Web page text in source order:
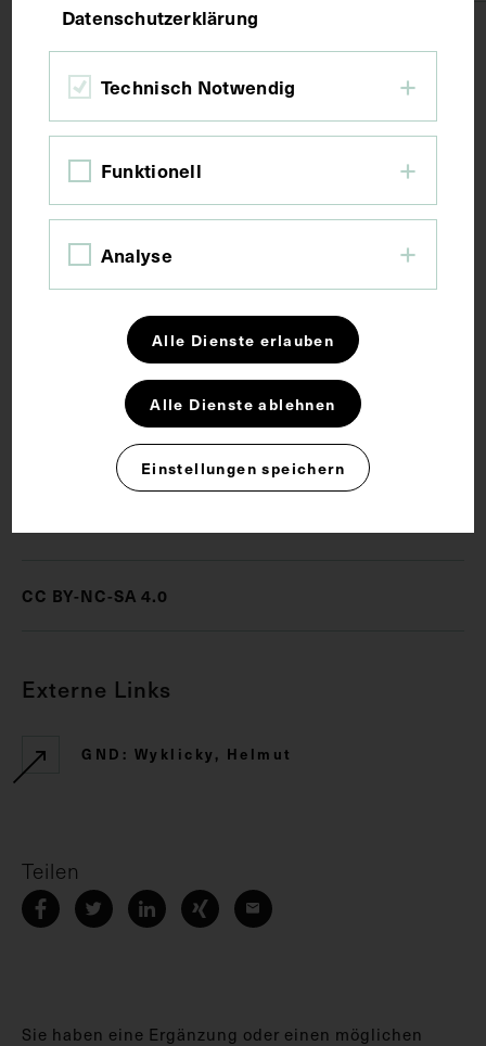
Fotografie
Bildmaß 12,6 x 17,7 cm
Hochschullehrer Konferenz
Konsulat
Medizinhistoriker
CC BY-NC-SA 4.0
Externe Links
GND: Wyklicky, Helmut
Teilen
Sie haben eine Ergänzung oder einen möglichen
Datenschutzerklärung
Technisch Notwendig
Funktionell
Analyse
Alle Dienste erlauben
Alle Dienste ablehnen
Einstellungen speichern